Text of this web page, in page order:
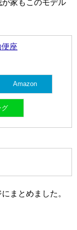
家もこのモデル
座
Amazon
グ
まとめました。